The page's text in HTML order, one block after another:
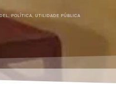
, POLÍTICA,UTILIDADE PÚBLICA